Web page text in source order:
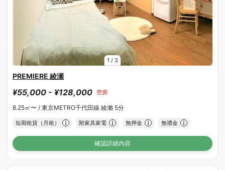
1 / 3
PREMIERE 綾瀬
¥55,000 - ¥128,000 空房
8.25㎡〜 / 東京METRO千代田線 綾瀨 5分
短期租賃（月租） 附家具家電 無押金 無禮金
確認詳細內容